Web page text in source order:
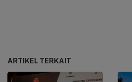
ARTIKEL TERKAIT